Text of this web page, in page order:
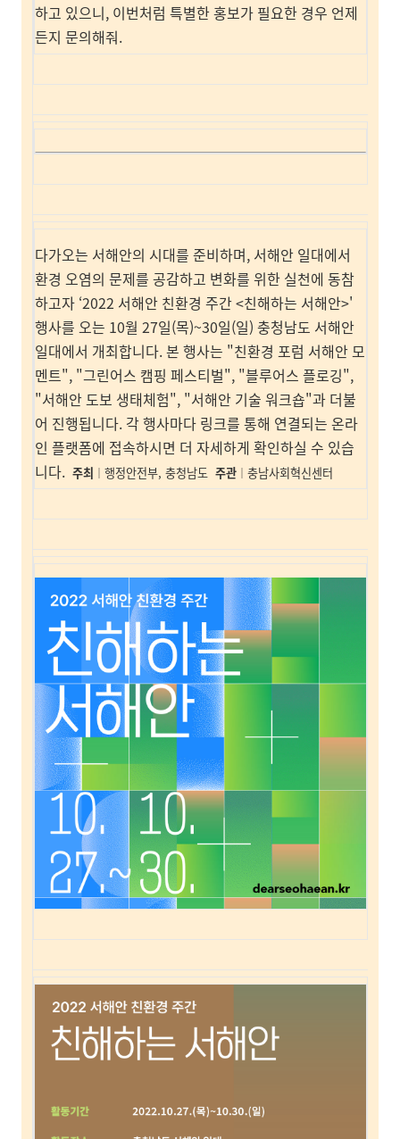
하고 있으니, 이번처럼 특별한 홍보가 필요한 경우 언제
든지 문의해줘.
다가오는 서해안의 시대를 준비하며, 서해안 일대에서
환경 오염의 문제를 공감하고 변화를 위한 실천에 동참
하고자 ‘2022 서해안 친환경 주간 <친해하는 서해안>'
행사를 오는 10월 27일(목)~30일(일) 충청남도 서해안
일대에서 개최합니다. 본 행사는 "친환경 포럼 서해안 모
멘트", "그린어스 캠핑 페스티벌", "블루어스 플로깅",
"서해안 도보 생태체험", "서해안 기술 워크숍"과 더불
어 진행됩니다. 각 행사마다 링크를 통해 연결되는 온라
인 플랫폼에 접속하시면 더 자세하게 확인하실 수 있습
니다. 주최 ｜ 행정안전부, 충청남도 주관 ｜ 충남사회혁신센터